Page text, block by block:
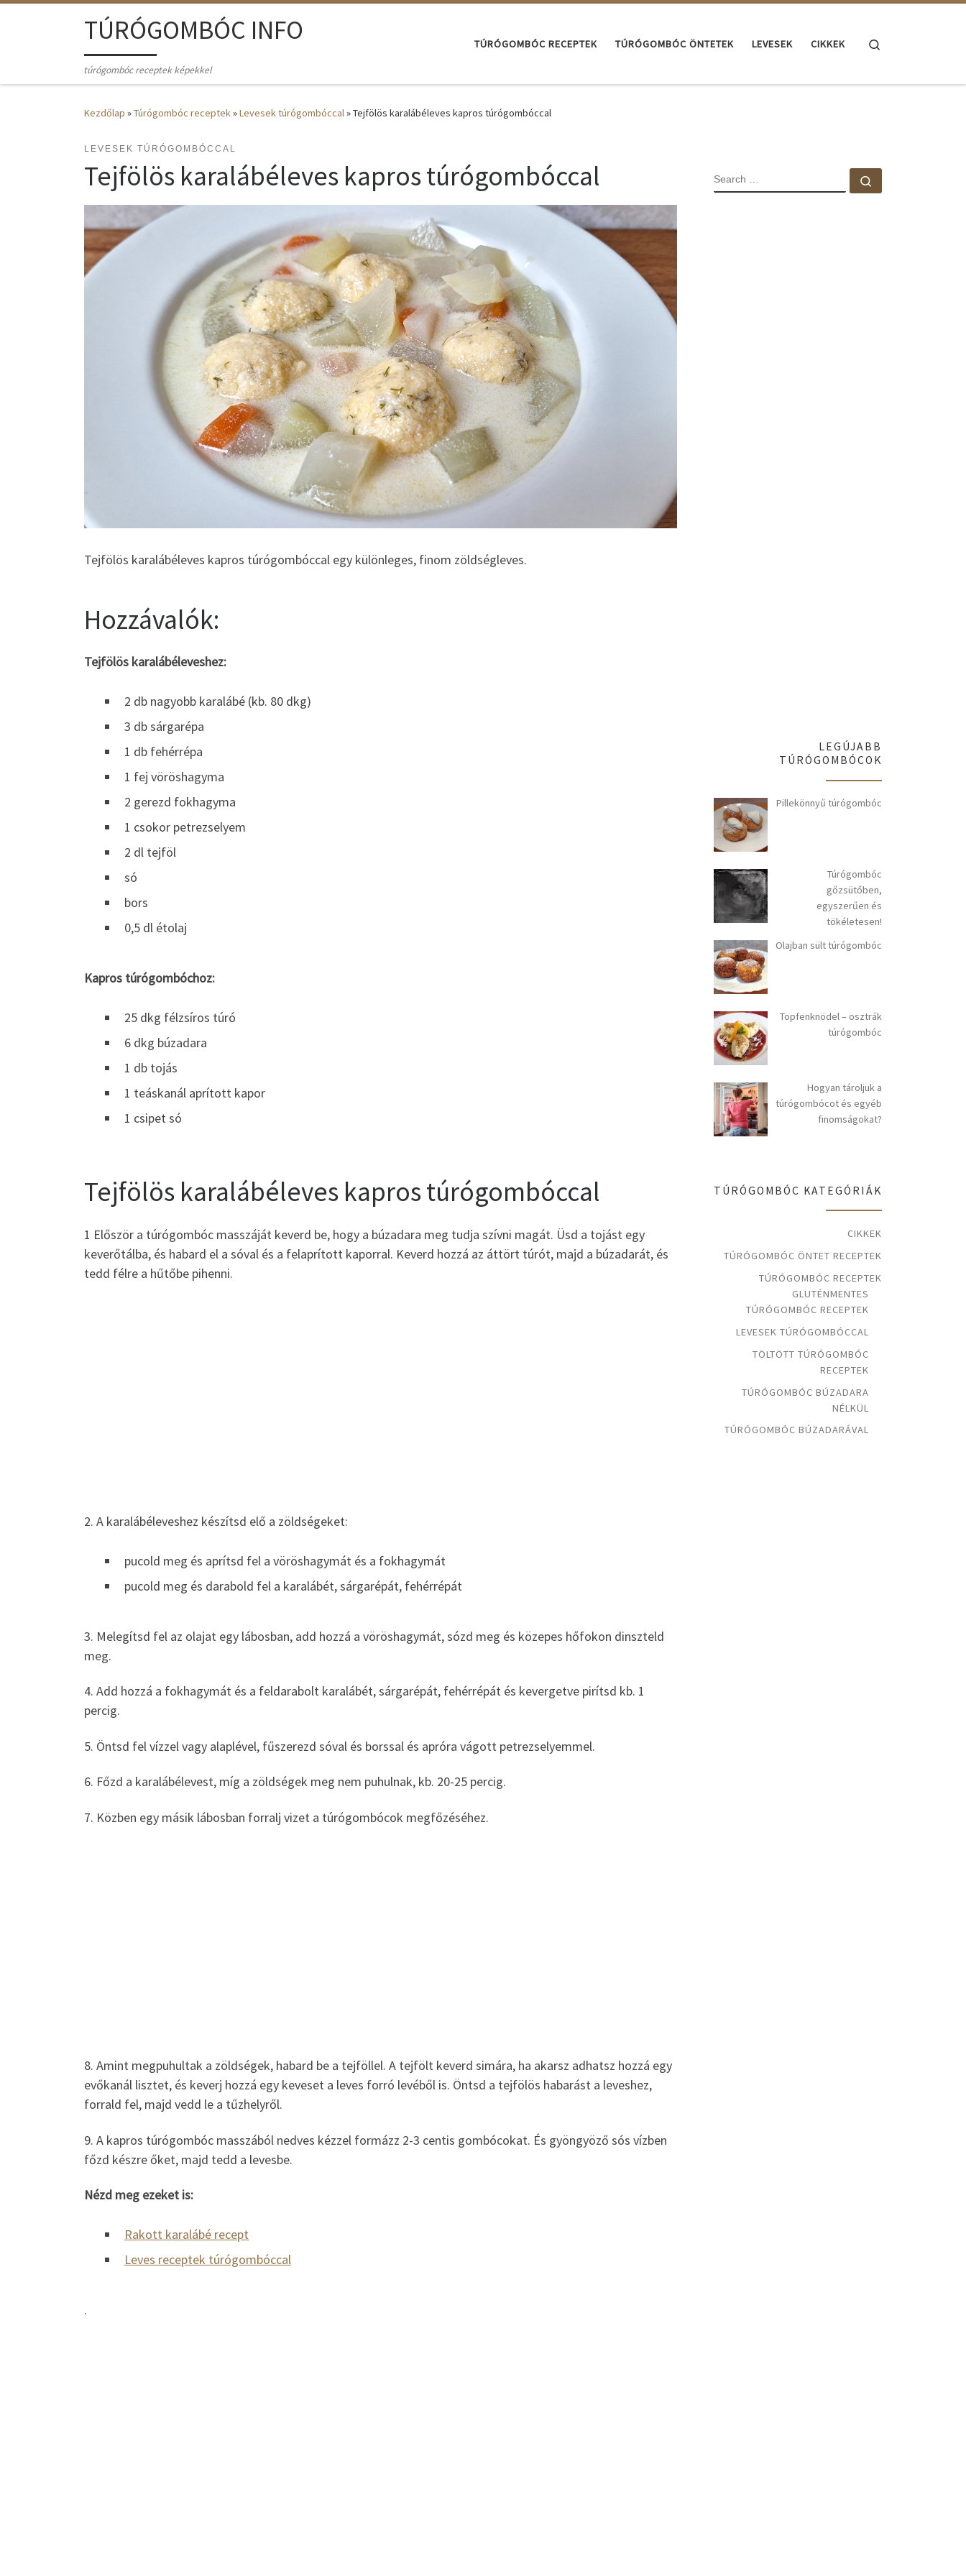
Skip to contentTÚRÓGOMBÓC INFO
túrógombóc receptek képekkel
TÚRÓGOMBÓC RECEPTEK TÚRÓGOMBÓC ÖNTETEK LEVESEK CIKKEK
Kezdőlap »Túrógombóc receptek»Levesek túrógombóccal»Tejfölös karalábéleves kapros túrógombóccal
LEVESEK TÚRÓGOMBÓCCAL
Tejfölös karalábéleves kapros túrógombóccal
Tejfölös karalábéleves kapros túrógombóccal egy különleges, finom zöldségleves.
Hozzávalók:
Tejfölös karalábéleveshez:
2 db nagyobb karalábé (kb. 80 dkg)
3 db sárgarépa
1 db fehérrépa
1 fej vöröshagyma
2 gerezd fokhagyma
1 csokor petrezselyem
2 dl tejföl
só
bors
0,5 dl étolaj
Kapros túrógombóchoz:
25 dkg félzsíros túró
6 dkg búzadara
1 db tojás
1 teáskanál aprított kapor
1 csipet só
Tejfölös karalábéleves kapros túrógombóccal
1 Először a túrógombóc masszáját keverd be, hogy a búzadara meg tudja szívni magát. Üsd a tojást egy
keverőtálba, és habard el a sóval és a felaprított kaporral. Keverd hozzá az áttört túrót, majd a búzadarát, és
tedd félre a hűtőbe pihenni.
2. A karalábéleveshez készítsd elő a zöldségeket:
pucold meg és aprítsd fel a vöröshagymát és a fokhagymát
pucold meg és darabold fel a karalábét, sárgarépát, fehérrépát
3. Melegítsd fel az olajat egy lábosban, add hozzá a vöröshagymát, sózd meg és közepes hőfokon dinszteld
meg.
4. Add hozzá a fokhagymát és a feldarabolt karalábét, sárgarépát, fehérrépát és kevergetve pirítsd kb. 1
percig.
5. Öntsd fel vízzel vagy alaplével, fűszerezd sóval és borssal és apróra vágott petrezselyemmel.
6. Főzd a karalábélevest, míg a zöldségek meg nem puhulnak, kb. 20-25 percig.
7. Közben egy másik lábosban forralj vizet a túrógombócok megfőzéséhez.
8. Amint megpuhultak a zöldségek, habard be a tejföllel. A tejfölt keverd simára, ha akarsz adhatsz hozzá egy
evőkanál lisztet, és keverj hozzá egy keveset a leves forró levéből is. Öntsd a tejfölös habarást a leveshez,
forrald fel, majd vedd le a tűzhelyről.
9. A kapros túrógombóc masszából nedves kézzel formázz 2-3 centis gombócokat. És gyöngyöző sós vízben
főzd készre őket, majd tedd a levesbe.
Nézd meg ezeket is:
Rakott karalábé recept
Leves receptek túrógombóccal
.
SEARCH
LEGÚJABB
TÚRÓGOMBÓCOK
Pillekönnyű túrógombóc
Túrógombóc
gőzsütőben,
egyszerűen és
tökéletesen!
Olajban sült túrógombóc
Topfenknödel – osztrák
túrógombóc
Hogyan tároljuk a
túrógombócot és egyéb
finomságokat?
TÚRÓGOMBÓC KATEGÓRIÁK
CIKKEK
TÚRÓGOMBÓC ÖNTET RECEPTEK
TÚRÓGOMBÓC RECEPTEK
GLUTÉNMENTES
TÚRÓGOMBÓC RECEPTEK
LEVESEK TÚRÓGOMBÓCCAL
TÖLTÖTT TÚRÓGOMBÓC
RECEPTEK
TÚRÓGOMBÓC BÚZADARA
NÉLKÜL
TÚRÓGOMBÓC BÚZADARÁVAL